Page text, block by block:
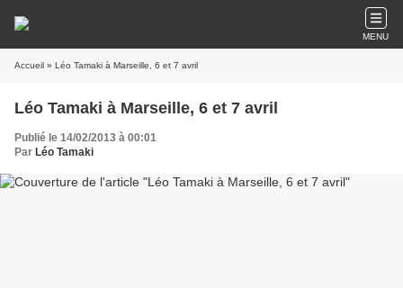
MENU
Accueil » Léo Tamaki à Marseille, 6 et 7 avril
Léo Tamaki à Marseille, 6 et 7 avril
Publié le 14/02/2013 à 00:01
Par Léo Tamaki